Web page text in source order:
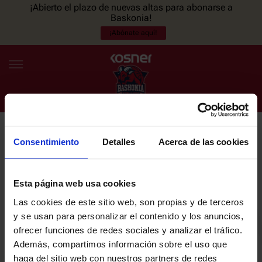
Consentimiento Detalles Acerca de las cookies
Esta página web usa cookies
Las cookies de este sitio web, son propias y de terceros
y se usan para personalizar el contenido y los anuncios,
ofrecer funciones de redes sociales y analizar el tráfico.
Además, compartimos información sobre el uso que
haga del sitio web con nuestros partners de redes
¡Abierto el plazo de nuevas altas para abonarse a
Baskonia!
¡Abónate aquí!
ES EU
NOTICIAS
PLANTILLA
ENTRADAS
NEWSLETTER
últimas noticias y promociones del club.
Email
He leído y acepto laPolítica de privacidaddel SASKI BASKONIA